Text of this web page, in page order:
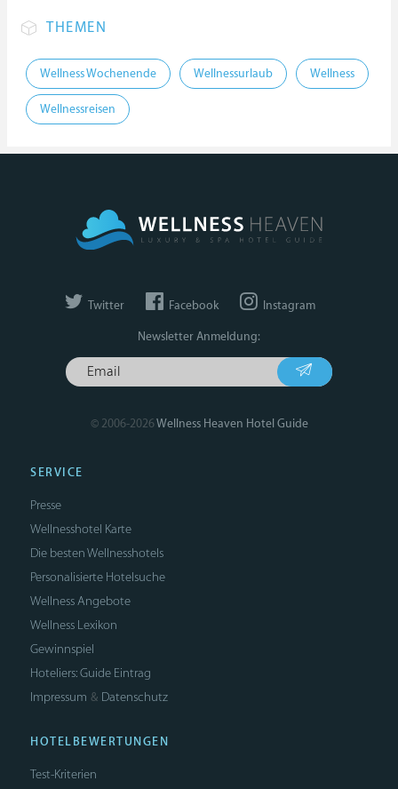
THEMEN
Wellness Wochenende Wellnessurlaub Wellness
Wellnessreisen
Twitter Facebook Instagram
Newsletter Anmeldung:
© 2006-2026Wellness Heaven Hotel Guide
SERVICE
Presse
Wellnesshotel Karte
Die besten Wellnesshotels
Personalisierte Hotelsuche
Wellness Angebote
Wellness Lexikon
Gewinnspiel
Hoteliers: Guide Eintrag
Impressum & Datenschutz
HOTELBEWERTUNGEN
Test-Kriterien